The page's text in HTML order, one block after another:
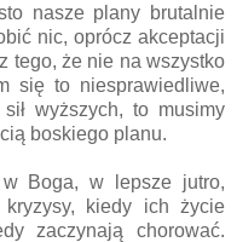
nasze plany brutalnie
nic, oprócz akceptacji
tego, że nie na wszystko
się to niesprawiedliwe,
wyższych, to musimy
boskiego planu.
Boga, w lepsze jutro,
kiedy ich życie
zaczynają chorować.